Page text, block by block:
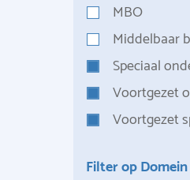
MBO
Middelbaar
Speciaal
Voortgezet
Voortgezet
Filter op Domein